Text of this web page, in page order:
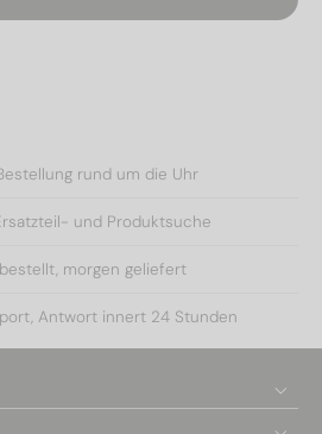
rund um die Uhr
und Produktsuche
morgen geliefert
Antwort innert 24 Stunden